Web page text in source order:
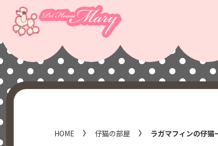
HOME 仔猫の部屋 ラガマフィンの仔猫